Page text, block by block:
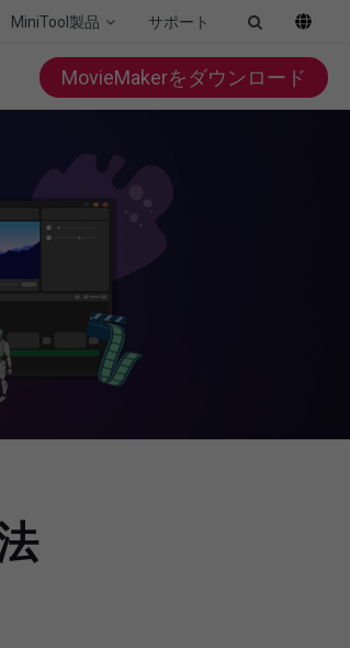
MiniTool製品 サポート
MovieMakerをダウンロード